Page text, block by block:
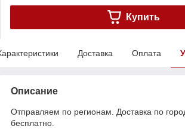
Купить
Доставка Оплата
Описание
Отправляем по регионам. Доставка по
бесплатно.